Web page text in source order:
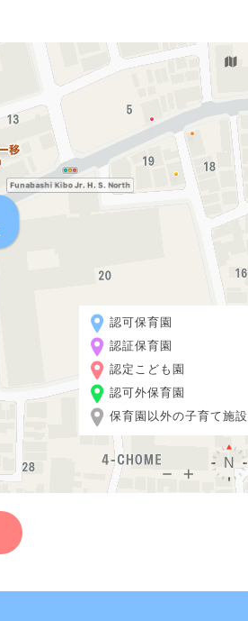
認可保育園
認証保育園
認定こども園
認可外保育園
保育園以外の子育て施設